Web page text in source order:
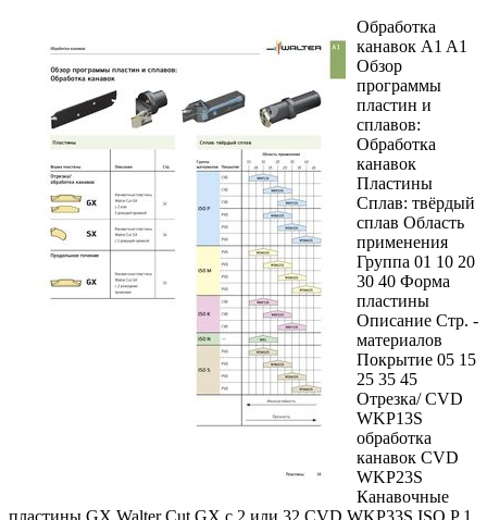
Обработка
канавок A1 A1
Обзор
программы
пластин и
сплавов:
Обработка
канавок
Пластины
Сплав: твёрдый
сплав Область
применения
Группа 01 10 20
30 40 Форма
пластины
Описание Cтр. ­
материалов
Покрытие 05 15
25 35 45
Отрезка/ CVD
WKP13S
обработка
канавок CVD
WKP23S
Канавочные
пластины GX Walter Cut GX с 2 или 32 CVD WKP33S ISO P 1